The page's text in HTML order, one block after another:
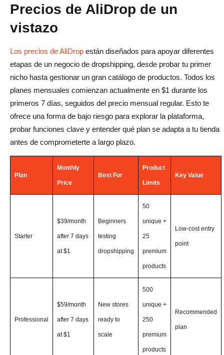
Precios de AliDrop de un
vistazo
Los precios de AliDrop están diseñados para apoyar diferentes
etapas de un negocio de dropshipping, desde probar tu primer
nicho hasta gestionar un gran catálogo de productos. Todos los
planes mensuales comienzan actualmente en $1 durante los
primeros 7 días, seguidos del precio mensual regular. Esto te
ofrece una forma de bajo riesgo para explorar la plataforma,
probar funciones clave y entender qué plan se adapta a tu tienda
antes de comprometerte a largo plazo.
Plan
Monthly
Price
Best For
Product
Limits
Key Value
Starter
$39/month
after 7 days
at $1
Beginners
testing
dropshipping
50
unique +
25
premium
products
Low-cost entry
point
Professional
$59/month
after 7 days
at $1
New stores
ready to
scale
500
unique +
250
premium
products
Recommended
plan